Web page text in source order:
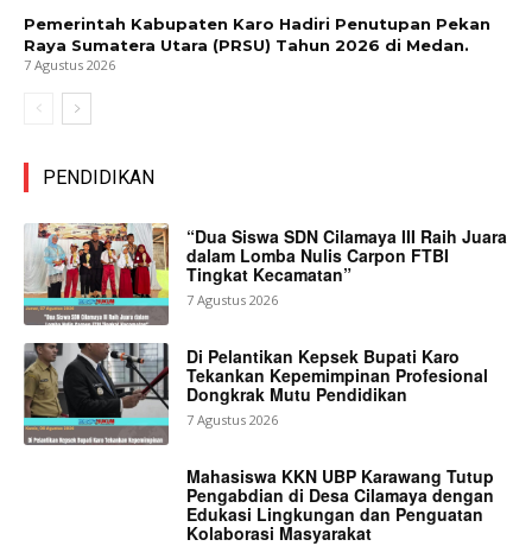
Pemerintah Kabupaten Karo Hadiri Penutupan Pekan
Raya Sumatera Utara (PRSU) Tahun 2026 di Medan.
7 Agustus 2026
PENDIDIKAN
“Dua Siswa SDN Cilamaya III Raih Juara
dalam Lomba Nulis Carpon FTBI
Tingkat Kecamatan”
7 Agustus 2026
Di Pelantikan Kepsek Bupati Karo
Tekankan Kepemimpinan Profesional
Dongkrak Mutu Pendidikan
7 Agustus 2026
Mahasiswa KKN UBP Karawang Tutup
Pengabdian di Desa Cilamaya dengan
Edukasi Lingkungan dan Penguatan
Kolaborasi Masyarakat